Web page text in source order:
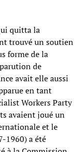
quitta la
trouvé un soutien
forme de la
de
avait elle aussi
en tant
Workers Party
avaient joué un
et le
1960) a été